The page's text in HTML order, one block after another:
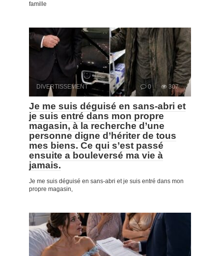
famille
DIVERTISSEMENT 0 307
Je me suis déguisé en sans-abri et
je suis entré dans mon propre
magasin, à la recherche d’une
personne digne d’hériter de tous
mes biens. Ce qui s’est passé
ensuite a bouleversé ma vie à
jamais.
Je me suis déguisé en sans-abri et je suis entré dans mon
propre magasin,